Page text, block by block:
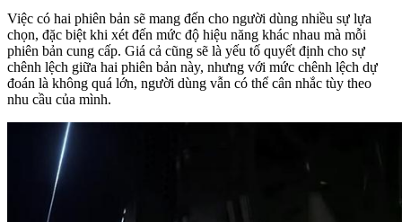
Việc có hai phiên bản sẽ mang đến cho người dùng nhiều sự lựa
chọn, đặc biệt khi xét đến mức độ hiệu năng khác nhau mà mỗi
phiên bản cung cấp. Giá cả cũng sẽ là yếu tố quyết định cho sự
chênh lệch giữa hai phiên bản này, nhưng với mức chênh lệch dự
đoán là không quá lớn, người dùng vẫn có thể cân nhắc tùy theo
nhu cầu của mình.